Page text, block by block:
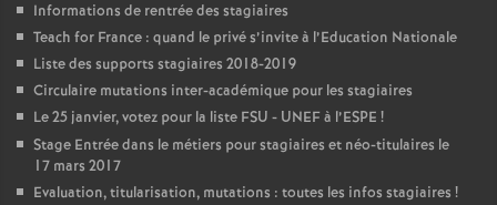
Informations de rentrée des stagiaires
Teach for France : quand le privé s’invite à l’Education Nationale
Liste des supports stagiaires 2018-2019
Circulaire mutations inter-académique pour les stagiaires
Le 25 janvier, votez pour la liste FSU - UNEFà l’ESPE !
Stage Entrée dans le métiers pour stagiaires et néo-titulaires le
17 mars 2017
Evaluation, titularisation, mutations : toutes les infos stagiaires !